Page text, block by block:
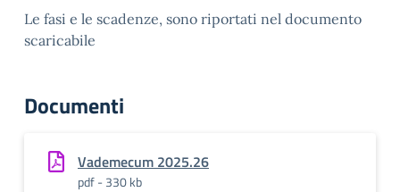
Le fasi e le scadenze, sono riportati nel documento
scaricabile
Documenti
Vademecum 2025.26
pdf - 330 kb